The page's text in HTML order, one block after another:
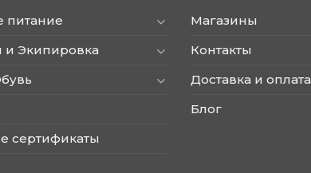
питание
и Экипировка
сертификаты
Магазины
Контакты
Доставка и оплата
Блог